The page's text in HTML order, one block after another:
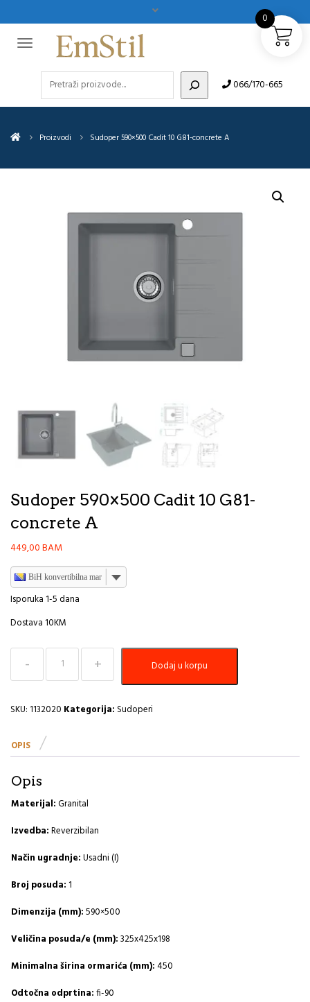
066/170-665
Proizvodi Sudoper 590×500 Cadit 10 G81-concrete A
Sudoper 590×500 Cadit 10 G81-
concrete A
449,00BAM
BiH konvertibilna marka
Isporuka 1-5 dana
Dostava 10KM
Sudoper
590x500
Cadit
G81-
A
Dodaj u korpu
SKU: 1132020 Kategorija: Sudoperi
OPIS
Opis
Materijal:Granital
Izvedba:Reverzibilan
Način ugradnje:Usadni (I)
Broj posuda: 1
Dimenzija (mm):590×500
Veličina posuda/e (mm):325x425x198
Minimalna širina ormarića (mm):450
Odtočna odprtina:fi-90
0